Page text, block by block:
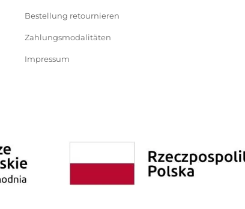
Bestellung retournieren
Zahlungsmodalitäten
Impressum